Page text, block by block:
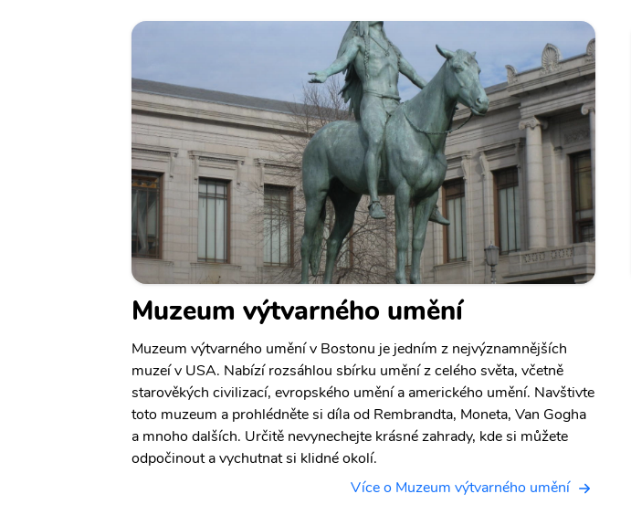
Muzeum výtvarného umění
Muzeum výtvarného umění v Bostonu je jedním z nejvýznamnějších
muzeí v USA. Nabízí rozsáhlou sbírku umění z celého světa, včetně
starověkých civilizací, evropského umění a amerického umění. Navštivte
toto muzeum a prohlédněte si díla od Rembrandta, Moneta, Van Gogha
a mnoho dalších. Určitě nevynechejte krásné zahrady, kde si můžete
odpočinout a vychutnat si klidné okolí.
Více o Muzeum výtvarného umění